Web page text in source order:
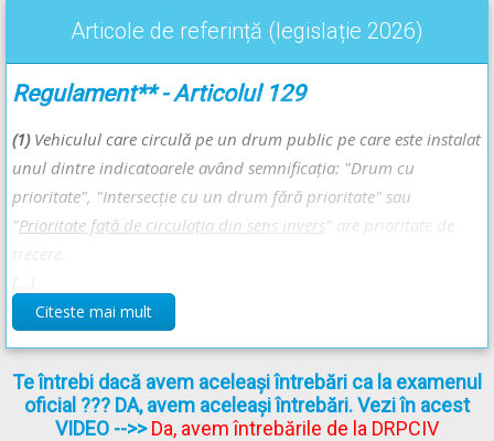
Răspunsul corect este: A
Recomandări:
Explicațiile complete ale indicatoarelor --> Prioritate pentru
circulația din sens invers,Prioritate față de circulația din sens
inversșiDrum îngustat
Prioritatea de trecere acordată prin indicatoare - Lecție Audio-
Video -->Codul Rutier - Prioritatea de trecere acordată prin
Articole de referință (legislație 2026)
Regulament** - Articolul 129
(1)Vehiculul care circulă pe un drum public pe care este instalat
unul dintre indicatoarele având semnificaţia: "Drum cu
prioritate", "Intersecţie cu un drum fără prioritate" sau
"Prioritate faţă de circulaţia din sens invers" are prioritate de
** Regulament =REGULAMENT de aplicare a OUG
195/2002actualizat (Regulamentul codului rutier)
Citeste mai mult
Te întrebi dacă avem aceleași întrebări ca la examenul
oficial ??? DA, avem aceleași întrebări. Vezi în acest
VIDEO -->>Da, avem întrebările de la DRPCIV